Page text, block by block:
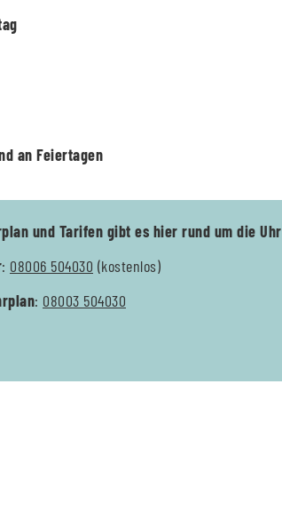
an Feiertagen
und Tarifen gibt es hier rund um die Uhr
: 08006 504030 (kostenlos)
: 08003 504030